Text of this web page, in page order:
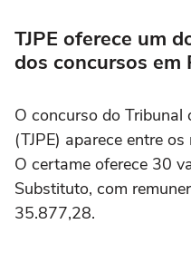
TJPE oferece um
dos concursos em
O concurso do Tribunal
(TJPE) aparece entre
O certame oferece 30
Substituto, com
35.877,28.